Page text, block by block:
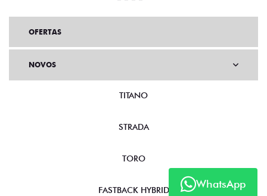
WhatsApp
OFERTAS
NOVOS
TITANO
STRADA
TORO
FASTBACK HYBRID